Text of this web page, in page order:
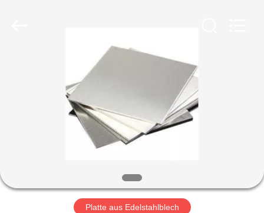
PRODUKTE
ÜBER
Platte aus Edelstahlblech